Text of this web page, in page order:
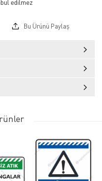
Bu Ürünü Paylaş